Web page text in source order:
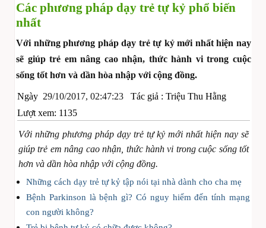
Các phương pháp dạy trẻ tự kỷ phổ biến
nhất
Với những phương pháp dạy trẻ tự kỷ mới nhất hiện nay
sẽ giúp trẻ em nâng cao nhận, thức hành vi trong cuộc
sống tốt hơn và dần hòa nhập với cộng đồng.
Ngày 29/10/2017, 02:47:23 Tác giả : Triệu Thu Hằng
Lượt xem: 1135
Với những phương pháp dạy trẻ tự kỷ mới nhất hiện nay sẽ
giúp trẻ em nâng cao nhận, thức hành vi trong cuộc sống tốt
hơn và dần hòa nhập với cộng đồng.
Những cách dạy trẻ tự kỷ tập nói tại nhà dành cho cha mẹ
Bệnh Parkinson là bệnh gì? Có nguy hiểm đến tính mạng
con người không?